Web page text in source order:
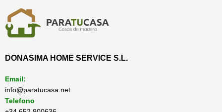
DONASIMA HOME SERVICE S.L.
Email:
info@paratucasa.net
Telefono